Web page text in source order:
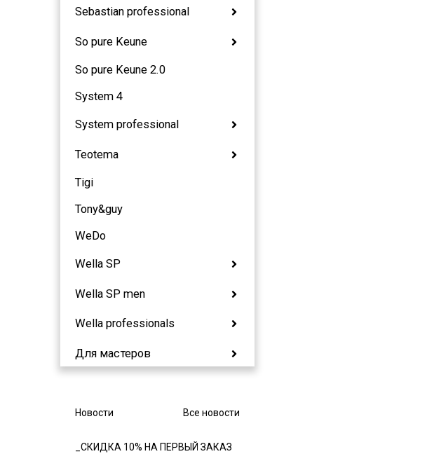
Sebastian professional
So pure Keune
So pure Keune 2.0
System 4
System professional
Teotema
Tigi
Tony&guy
WeDo
Wella SP
Wella SP men
Wella professionals
Для мастеров
Новости Все новости
_СКИДКА 10% НА ПЕРВЫЙ ЗАКАЗ